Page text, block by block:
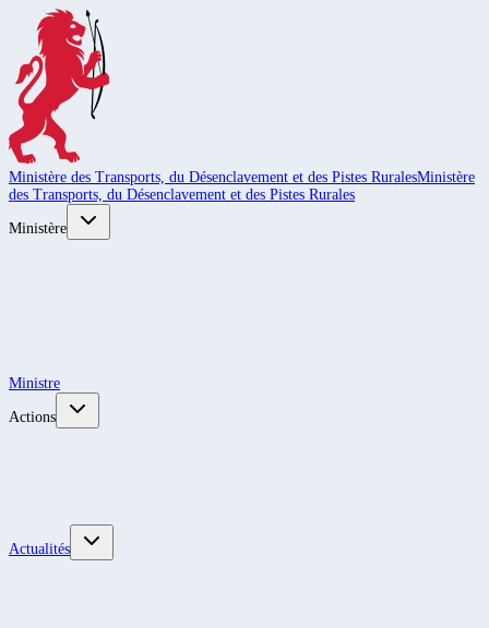
Ministère des Transports, du Désenclavement et des Pistes RuralesMinistère
des Transports, du Désenclavement et des Pistes Rurales
Ministère
Ministre
Actions
Actualités